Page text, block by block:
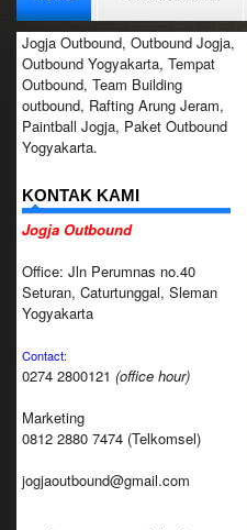
KONTAK
Jogja Outbound, Outbound Jogja,
Outbound Yogyakarta, Tempat
Outbound, Team Building
outbound, Rafting Arung Jeram,
Paintball Jogja, Paket Outbound
Yogyakarta.
KONTAK KAMI
Jogja Outbound
Office: Jln Perumnas no.40
Seturan, Caturtunggal, Sleman
Yogyakarta
Contact:
0274 2800121 (office hour)
Marketing
0812 2880 7474 (Telkomsel)
jogjaoutbound@gmail.com